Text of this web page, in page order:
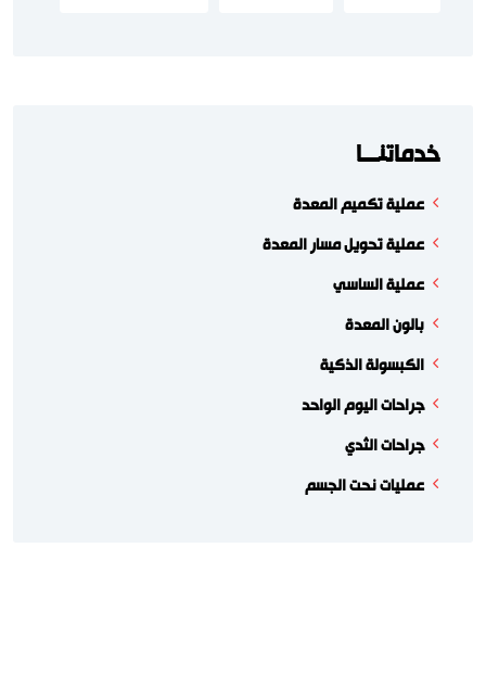
خدماتنـــا
عملية تكميم المعدة
عملية تحويل مسار المعدة
عملية الساسي
بالون المعدة
الكبسولة الذكية
جراحات اليوم الواحد
جراحات الثدي
عمليات نحت الجسم